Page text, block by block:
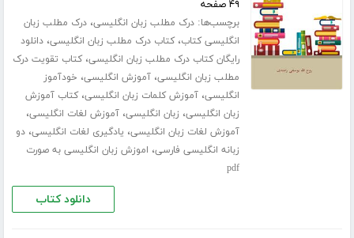
۴۹ صفحه
برچسب‌ها:درک مطلب زبان انگلیسی،درک مطلب زبان
انگلیسی کتاب،کتاب درک مطلب زبان انگلیسی،دانلود
رایگان کتاب درک مطلب زبان انگلیسی،کتاب تقویت درک
مطلب زبان انگلیسی،آموزش انگلیسی، خودآموز
انگلیسی،آموزش کلمات زبان انگلیسی،کتاب آموزش
زبان انگلیسی، زبان انگلیسی،آموزش لغات انگلیسی،
آموزش لغات زبان انگلیسی، یادگیری لغات انگلیسی،دو
زبانه انگلیسی فارسی، اموزش زبان انگلیسی به صورت
pdf
دانلود کتاب